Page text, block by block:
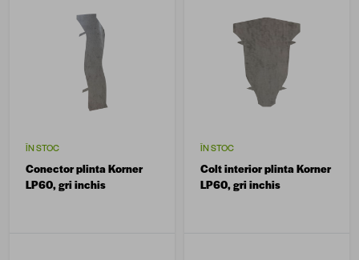
ÎN STOC
Conector plinta Korner
LP60, gri inchis
ÎN STOC
Colt interior plinta Korner
LP60, gri inchis